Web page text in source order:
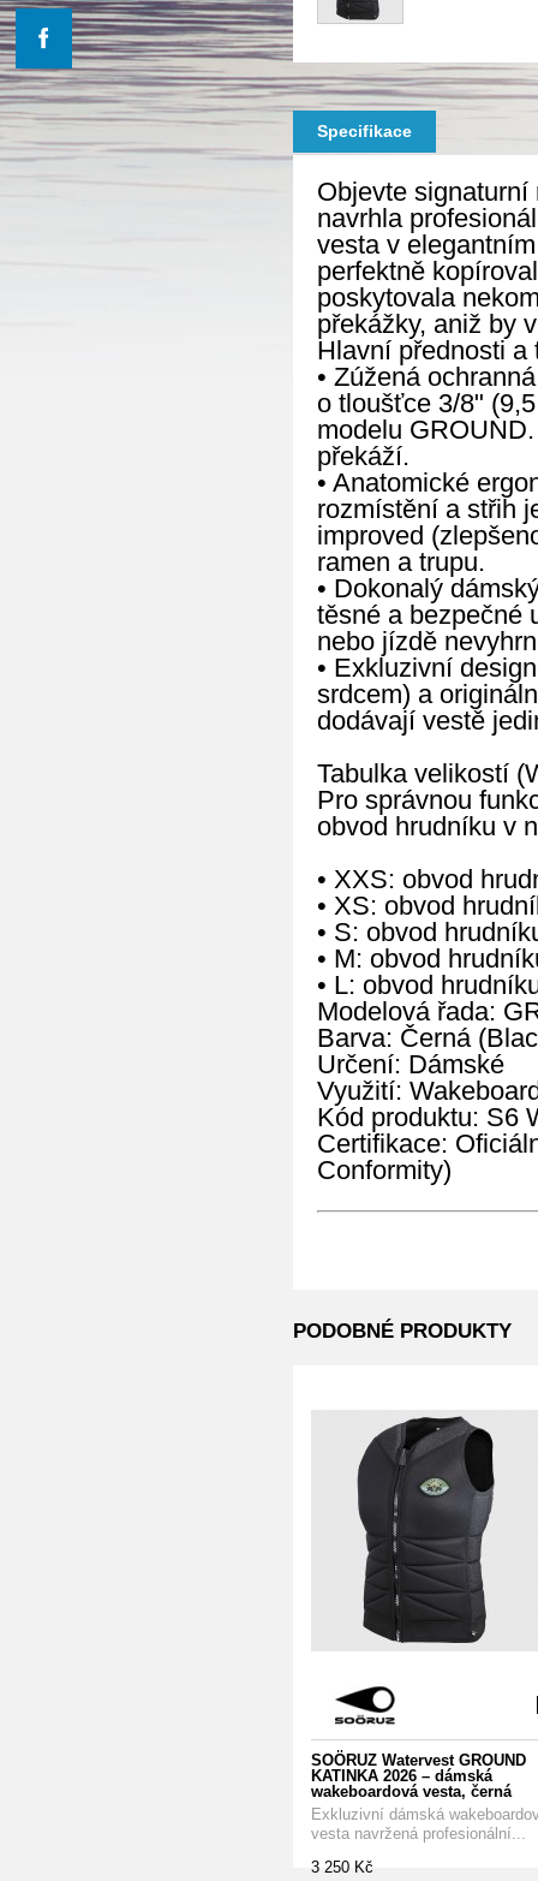
Specifikace
Objevte signaturní
navrhla
vesta v
perfektně
poskytovala
překážky, aniž by
Hlavní přednosti a
• Zúžená
o tloušťce 3/8"
modelu
překáží.
• Anatomické
rozmístění a střih
improved
ramen a trupu.
• Dokonalý
těsné a bezpečné
nebo jízdě
• Exkluzivní
srdcem) a
dodávají vestě
Tabulka velikostí
Pro správnou
obvod hrudníku v
• XXS: obvod
• XS: obvod
• S: obvod
• M: obvod
• L: obvod
Modelová řada:
Barva: Černá
Určení: Dámské
Využití:
Kód produktu: S6
Certifikace:
Conformity)
PODOBNÉ PRODUKTY
SOÖRUZ Watervest GROUND
KATINKA 2026 – dámská
wakeboardová vesta, černá
Exkluzivní dámská
vesta navržená profesionální...
3 250 Kč